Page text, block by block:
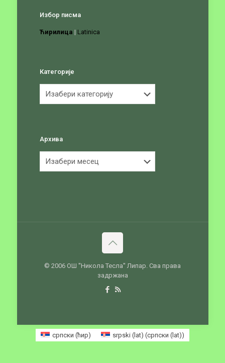
Избор писма
Ћирилица | Latinica
Категорије
Архива
© 2006 ОШ ''Никола Тесла'' Липар. Сва права
задржана
српски (ћир) srpski (lat) (српски (lat))